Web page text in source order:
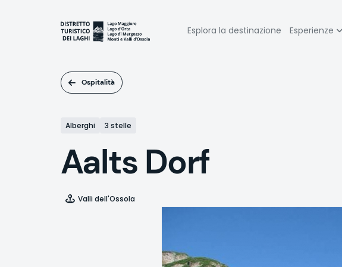
Navigazione
Esplora la destinazione Esperienze
Ospitalità
Alberghi 3 stelle
Aalts Dorf
Valli dell'Ossola